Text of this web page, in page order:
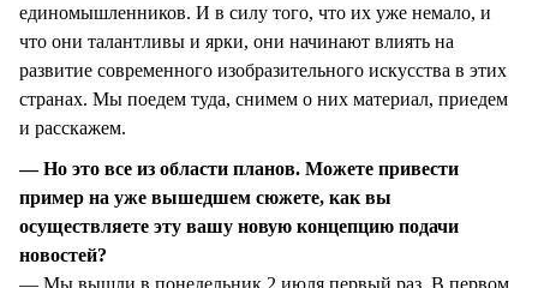
единомышленников. И в силу того, что их уже немало, и
что они талантливы и ярки, они начинают влиять на
развитие современного изобразительного искусства в этих
странах. Мы поедем туда, снимем о них материал, приедем
и расскажем.
— Но это все из области планов. Можете привести
пример на уже вышедшем сюжете, как вы
осуществляете эту вашу новую концепцию подачи
новостей?
— Мы вышли в понедельник 2 июля первый раз. В первом